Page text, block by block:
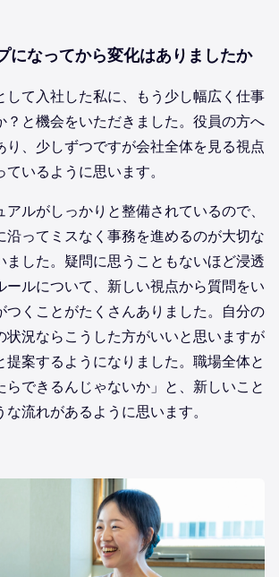
になってから変化はありましたか
して入社した私に、もう少し幅広く仕事
？と機会をいただきました。役員の方へ
り、少しずつですが会社全体を見る視点
いるように思います。
ルがしっかりと整備されているので、
沿ってミスなく事務を進めるのが大切な
ました。疑問に思うこともないほど浸透
ールについて、新しい視点から質問をい
つくことがたくさんありました。自分の
状況ならこうした方がいいと思いますが
提案するようになりました。職場全体と
らできるんじゃないか」と、新しいこと
流れがあるように思います。